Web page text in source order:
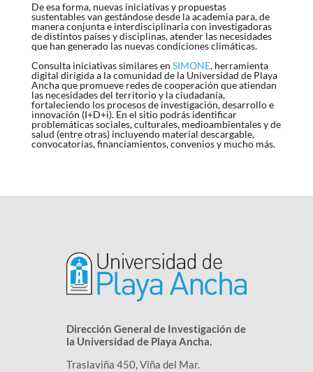
De esa forma, nuevas iniciativas y propuestas
sustentables van gestándose desde la academia para, de
manera conjunta e interdisciplinaria con investigadoras
de distintos países y disciplinas, atender las necesidades
que han generado las nuevas condiciones climáticas.
Consulta iniciativas similares en SIMONE, herramienta
digital dirigida a la comunidad de la Universidad de Playa
Ancha que promueve redes de cooperación que atiendan
las necesidades del territorio y la ciudadanía,
fortaleciendo los procesos de investigación, desarrollo e
innovación (I+D+i). En el sitio podrás identificar
problemáticas sociales, culturales, medioambientales y de
salud (entre otras) incluyendo material descargable,
convocatorias, financiamientos, convenios y mucho más.
Dirección General de Investigación de
la Universidad de Playa Ancha.
Traslaviña 450, Viña del Mar.